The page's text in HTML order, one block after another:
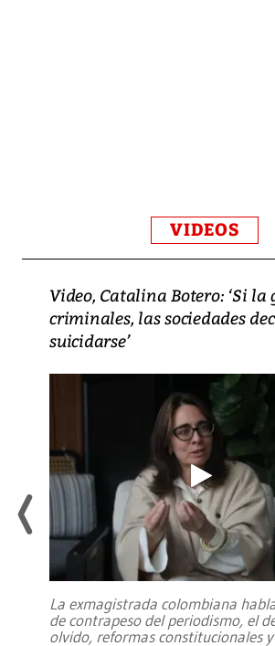
VIDEOS
Video, Catalina Botero: ‘Si la
criminales, las sociedades
suicidarse’
La exmagistrada colombiana
de contrapeso del periodismo, el
olvido, reformas constitucionales